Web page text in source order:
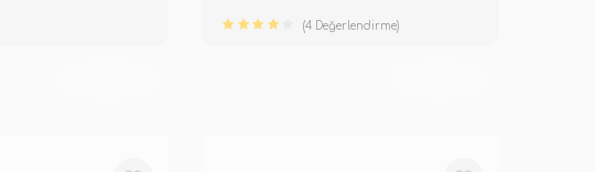
(4 Değerlendirme)